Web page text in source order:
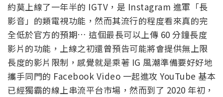
約莫上線了一年半的 IGTV，是 Instagram 進軍「長
影音」的類電視功能，然而其流行的程度看來真的完
全低於官方的預期… 這個最長可以上傳 60 分鐘長度
影片的功能，上線之初還曾預告可能將會提供無上限
長度的影片限制，感覺就是乘著 IG 風潮準備要好好地
攜手同門的 Facebook Video 一起進攻 YouTube 基本
已經獨霸的線上串流平台市場，然而到了 2020 年初，